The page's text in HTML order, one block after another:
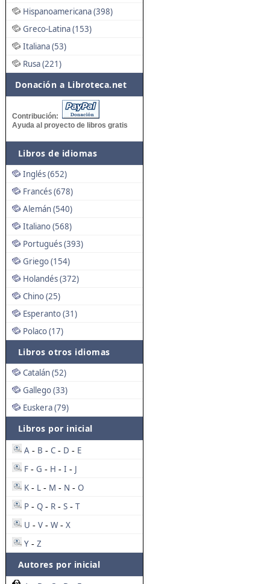
Hispanoamericana (398)
Greco-Latina (153)
Italiana (53)
Rusa (221)
Donación a Libroteca.net
Contribución:
Ayuda al proyecto de libros gratis
Libros de idiomas
Inglés (652)
Francés (678)
Alemán (540)
Italiano (568)
Portugués (393)
Griego (154)
Holandés (372)
Chino (25)
Esperanto (31)
Polaco (17)
Libros otros idiomas
Catalán (52)
Gallego (33)
Euskera (79)
Libros por inicial
A - B - C - D - E
F - G - H - I - J
K - L - M - N - O
P - Q - R - S - T
U - V - W - X
Y - Z
Autores por inicial